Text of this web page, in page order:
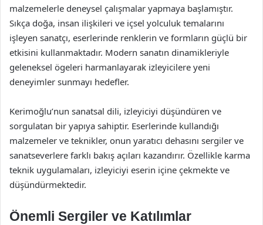
malzemelerle deneysel çalışmalar yapmaya başlamıştır.
Sıkça doğa, insan ilişkileri ve içsel yolculuk temalarını
işleyen sanatçı, eserlerinde renklerin ve formların güçlü bir
etkisini kullanmaktadır. Modern sanatın dinamikleriyle
geleneksel ögeleri harmanlayarak izleyicilere yeni
deneyimler sunmayı hedefler.
Kerimoğlu’nun sanatsal dili, izleyiciyi düşündüren ve
sorgulatan bir yapıya sahiptir. Eserlerinde kullandığı
malzemeler ve teknikler, onun yaratıcı dehasını sergiler ve
sanatseverlere farklı bakış açıları kazandırır. Özellikle karma
teknik uygulamaları, izleyiciyi eserin içine çekmekte ve
düşündürmektedir.
Önemli Sergiler ve Katılımlar